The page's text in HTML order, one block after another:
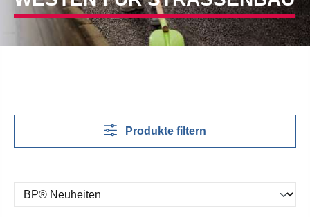
Produkte filtern